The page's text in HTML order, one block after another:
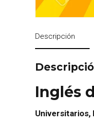
Descripción
Inglés
Universitarios,